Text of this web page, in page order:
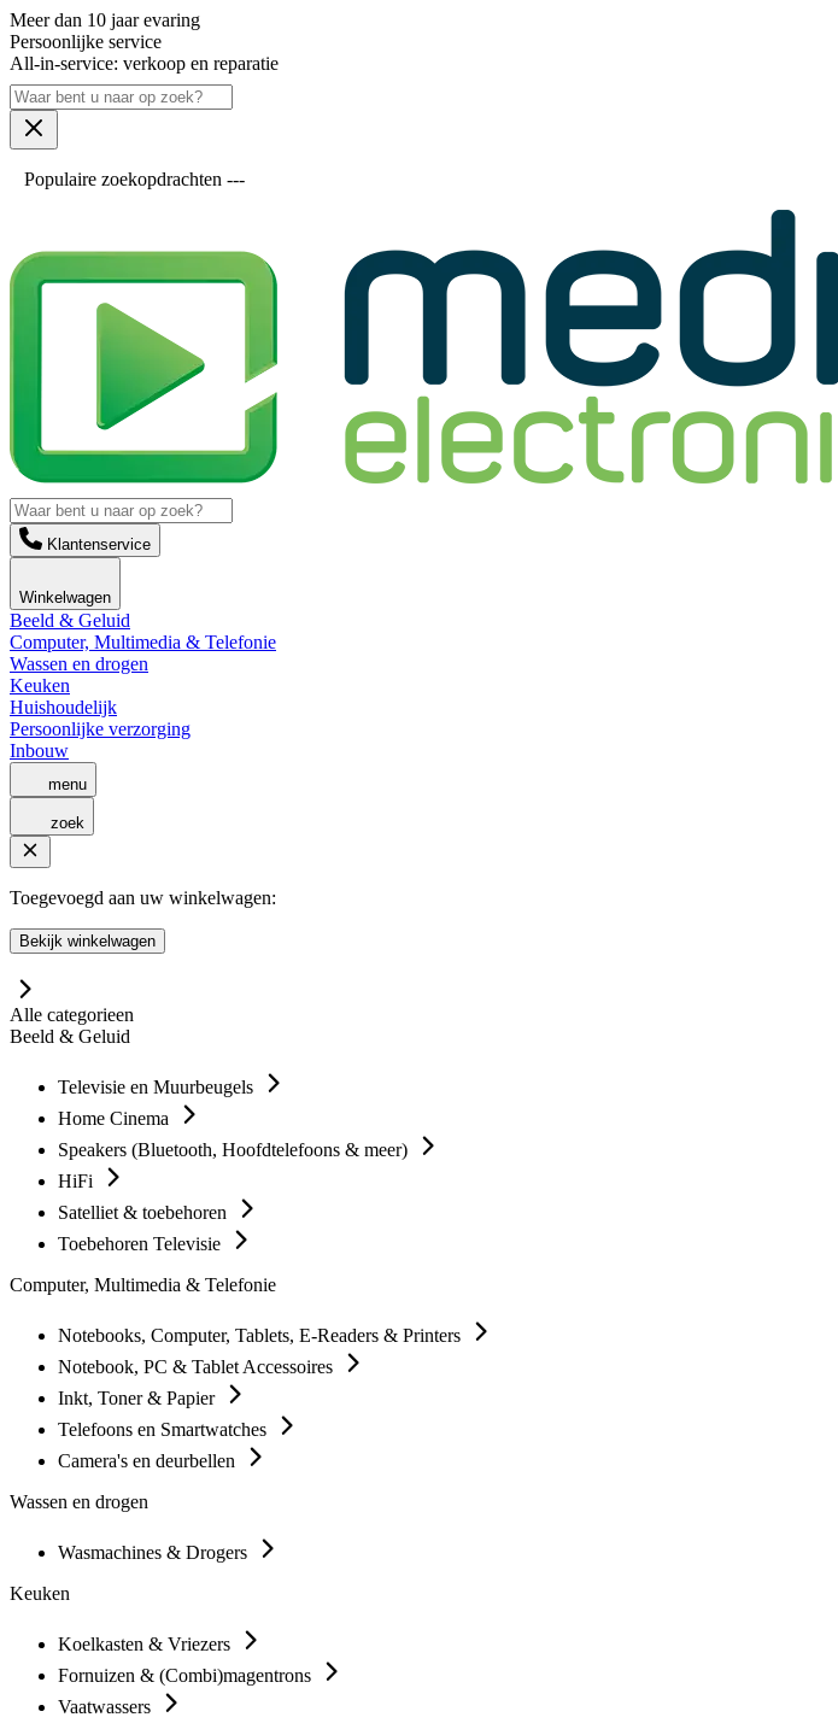
Meer dan 10 jaar evaring
Persoonlijke service
All-in-service: verkoop en reparatie
Populaire zoekopdrachten ---
Klantenservice
Winkelwagen
Beeld & Geluid
Computer, Multimedia & Telefonie
Wassen en drogen
Keuken
Huishoudelijk
Persoonlijke verzorging
Inbouw
menu
zoek
Toegevoegd aan uw winkelwagen:
Bekijk winkelwagen
Alle categorieen
Beeld & Geluid
Televisie en Muurbeugels
Home Cinema
Speakers (Bluetooth, Hoofdtelefoons & meer)
HiFi
Satelliet & toebehoren
Toebehoren Televisie
Computer, Multimedia & Telefonie
Notebooks, Computer, Tablets, E-Readers & Printers
Notebook, PC & Tablet Accessoires
Inkt, Toner & Papier
Telefoons en Smartwatches
Camera's en deurbellen
Wassen en drogen
Wasmachines & Drogers
Keuken
Koelkasten & Vriezers
Fornuizen & (Combi)magentrons
Vaatwassers